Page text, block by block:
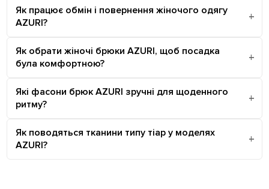
Як працює обмін і повернення жіночого одягу
AZURI?
Як обрати жіночі брюки AZURI, щоб посадка
була комфортною?
Які фасони брюк AZURI зручні для щоденного
ритму?
Як поводяться тканини типу тіар у моделях
AZURI?